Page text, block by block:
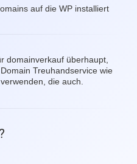
auf die WP installiert
domainverkauf überhaupt,
Treuhandservice wie
die auch.